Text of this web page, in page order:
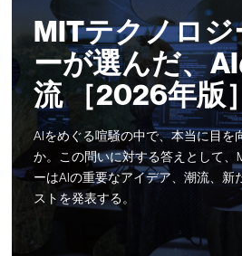
MITテクノロジ
ーが選んだ、
流 ［2026年版］
AIをめぐる喧騒の中で、本当に目を
か。この問いに対する答えとして、
ーはAIの重要なアイデア、潮流、新
ストを発表する。